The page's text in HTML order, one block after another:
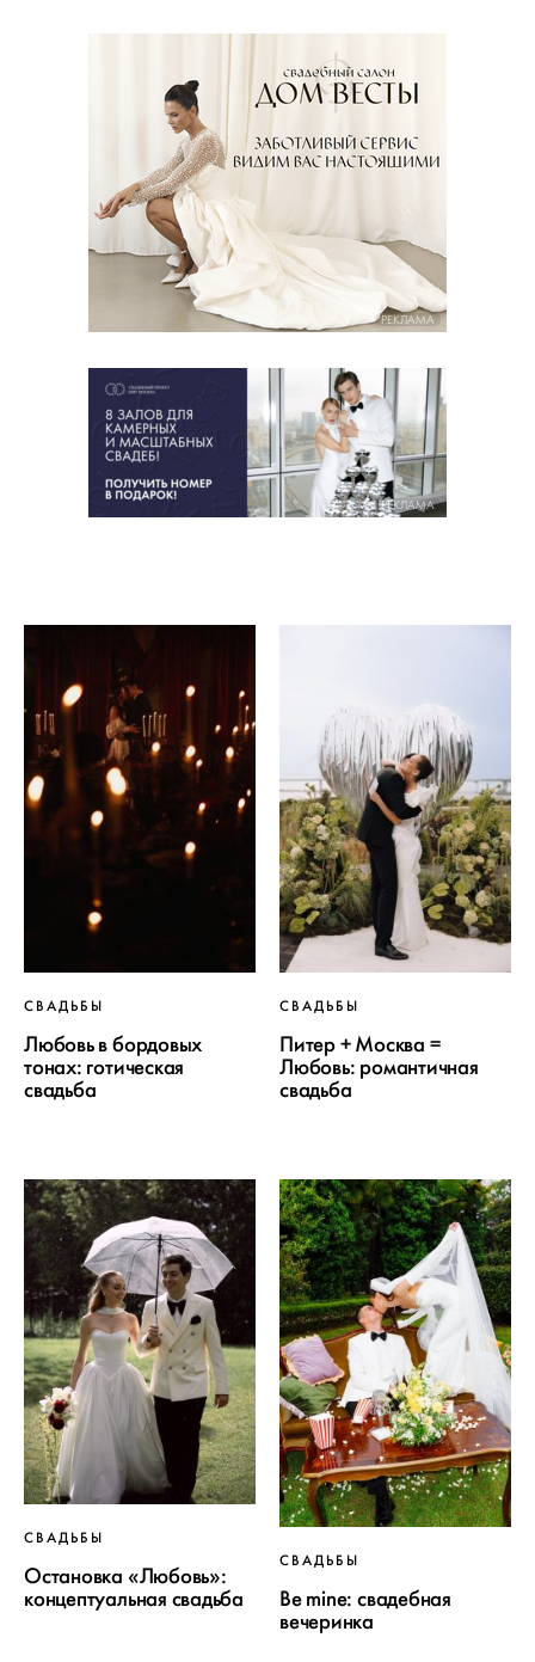
РЕКЛАМА
РЕКЛАМА
СВАДЬБЫ
Любовь в бордовых
тонах: готическая
свадьба
СВАДЬБЫ
Питер + Москва =
Любовь: романтичная
свадьба
СВАДЬБЫ
Остановка «Любовь»:
концептуальная свадьба
СВАДЬБЫ
Be mine: свадебная
вечеринка